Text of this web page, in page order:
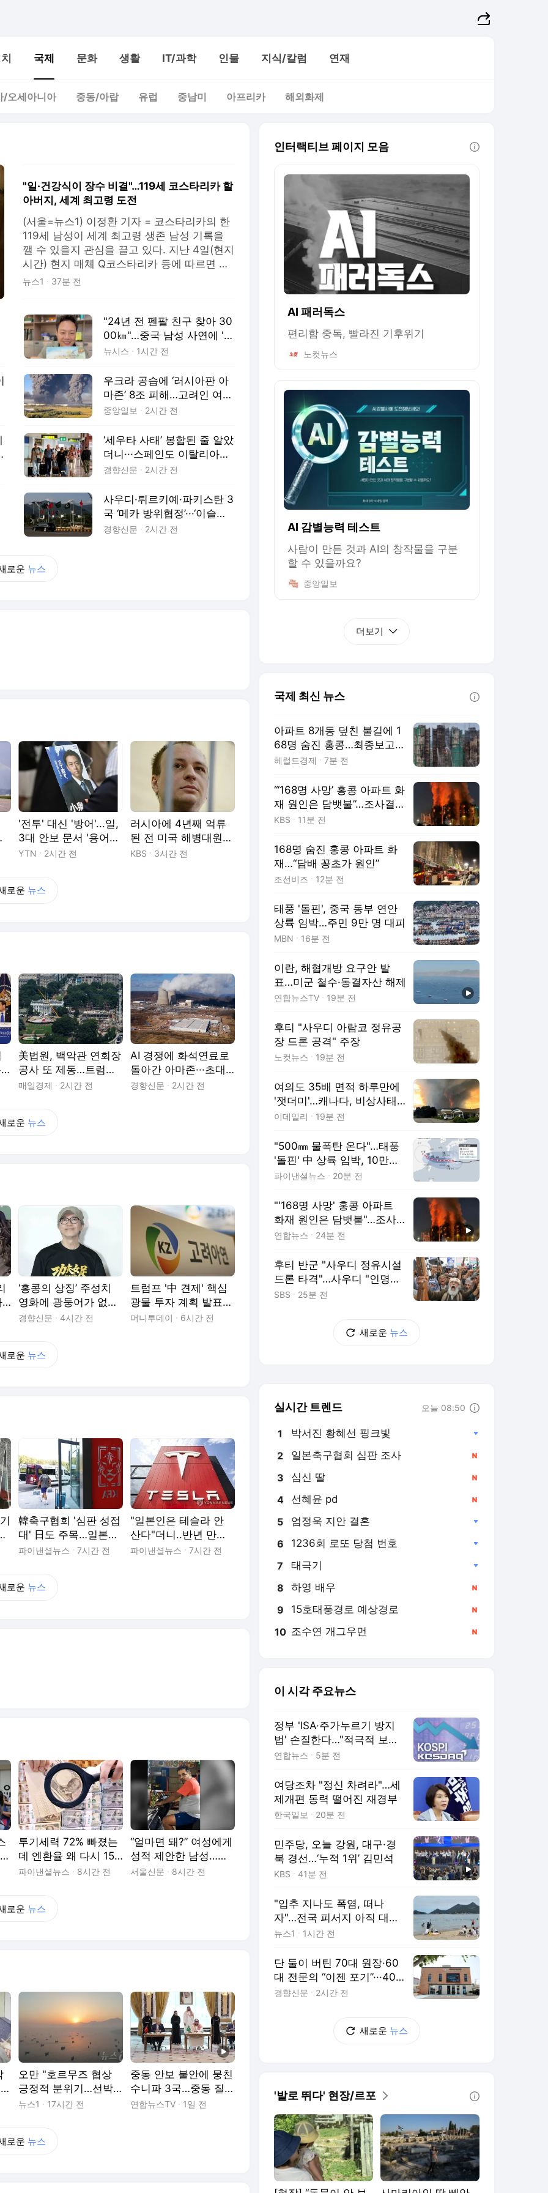
국제 문화 생활 IT/과학 인물 지식/칼럼 연재
/오세아니아 중동/아랍 유럽 중남미 아프리카 해외화제
"일·건강식이 장수 비결"…119세 코스타리카 할
아버지, 세계 최고령 도전
(서울=뉴스1) 이정환 기자 = 코스타리카의 한
119세 남성이 세계 최고령 생존 남성 기록을
깰 수 있을지 관심을 끌고 있다. 지난 4일(현지
시간) 현지 매체 Q코스타리카 등에 따르면 코
스타리카 과나카스테주에 거주하는 호세 플로
따르면 플로레스는 1907년 7월 11
뉴스1 37분 전
"24년 전 펜팔 친구 찾아 30
00㎞"…중국 남성 사연에 '뭉
클'
뉴시스 1시간 전
우크라 공습에 ‘러시아판 아
마존’ 8조 피해…고려인 여성
CEO 위기
중앙일보 2시간 전
‘세우타 사태’ 봉합된 줄 알았
더니···스페인도 이탈리아에
국경 닫아 ‘갈등 고조’
경향신문 2시간 전
사우디·튀르키예·파키스탄 3
국 ‘메카 방위협정’···‘이슬람
나토’ 될까
경향신문 2시간 전
로운 뉴스
'전투' 대신 '방어'...일,
3대 안보 문서 '용어순
화'
YTN 2시간 전
러시아에 4년째 억류
된 전 미국 해병대원
‘의식 불명’
KBS 3시간 전
로운 뉴스
美법원, 백악관 연회장
공사 또 제동…트럼프
“정치적 판결”
매일경제 2시간 전
AI 경쟁에 화석연료로
돌아간 아마존···초대
형 가스발전소 짓는다
경향신문 2시간 전
로운 뉴스
…
‘홍콩의 상징’ 주성치
영화에 광둥어가 없다·
··‘쿵푸여자축구’ 보통
경향신문 4시간 전
트럼프 '中 견제' 핵심
광물 투자 계획 발표…
고려아연, 대표 사례로
머니투데이 6시간 전
로운 뉴스
韓축구협회 '심판 성접
대' 日도 주목…일본인
심판 2명 연루 의혹
파이낸셜뉴스 7시간 전
"일본인은 테슬라 안
산다"더니..반년 만에
1.2만대 팔린 비결
파이낸셜뉴스 7시간 전
로운 뉴스
투기세력 72% 빠졌는
데 엔환율 왜 다시 157
엔대 왜?
파이낸셜뉴스 8시간 전
“얼마면 돼?” 여성에게
성적 제안한 남성…인
도 경찰, 어떻게 찾았
서울신문 8시간 전
로운 뉴스
오만 "호르무즈 협상
긍정적 분위기…선박
공격 반복 규탄"
뉴스1 17시간 전
중동 안보 불안에 뭉친
수니파 3국…중동 질서
재편?
연합뉴스TV 1일 전
로운 뉴스
인터랙티브 페이지 모음
AI 패러독스
편리함 중독, 빨라진 기후위기
노컷뉴스
AI 감별능력 테스트
사람이 만든 것과 AI의 창작물을 구분
할 수 있을까요?
중앙일보
더보기
국제 최신 뉴스
아파트 8개동 덮친 불길에 1
68명 숨진 홍콩…최종보고서
화재원인 봤더니
헤럴드경제 7분 전
“‘168명 사망’ 홍콩 아파트 화
재 원인은 담뱃불”…조사결과
발표
KBS 11분 전
168명 숨진 홍콩 아파트 화
재…“담배 꽁초가 원인”
조선비즈 12분 전
태풍 '돌핀', 중국 동부 연안
상륙 임박…주민 9만 명 대피
MBN 16분 전
이란, 해협개방 요구안 발
표…미군 철수·동결자산 해제
연합뉴스TV 19분 전
후티 "사우디 아람코 정유공
장 드론 공격" 주장
노컷뉴스 19분 전
여의도 35배 면적 하루만에
'잿더미'…캐나다, 비상사태
선포
이데일리 19분 전
"500㎜ 물폭탄 온다"…태풍
'돌핀' 中 상륙 임박, 10만명
대피
파이낸셜뉴스 20분 전
"'168명 사망' 홍콩 아파트
화재 원인은 담뱃불"…조사
결과 발표
연합뉴스 24분 전
후티 반군 "사우디 정유시설
드론 타격"…사우디 "인명피
해 없어"
SBS 25분 전
새로운 뉴스
실시간 트렌드 오늘 08:50
1
박서진 황혜선 핑크빛
2
일본축구협회 심판 조사
3
심신 딸
4
선혜윤 pd
5
엄정욱 지안 결혼
6
1236회 로또 당첨 번호
7
태극기
8
하영 배우
9
15호태풍경로 예상경로
10 조수연 개그우먼
이 시각 주요뉴스
정부 'ISA·주가누르기 방지
법' 손질한다…"적극적 보완
검토"(종합)
연합뉴스 5분 전
여당조차 "정신 차려라"…세
제개편 동력 떨어진 재경부
한국일보 20분 전
민주당, 오늘 강원, 대구·경
북 경선…‘누적 1위’ 김민석
KBS 41분 전
"입추 지나도 폭염, 떠나
자"…전국 피서지 아직 대목
(종합)
뉴스1 1시간 전
단 둘이 버틴 70대 원장·60
대 전문의 “이젠 포기”···40년
역사 ‘밀양 유일’ 분만병원 문
경향신문 2시간 전
새로운 뉴스
'발로 뛰다' 현장/르포